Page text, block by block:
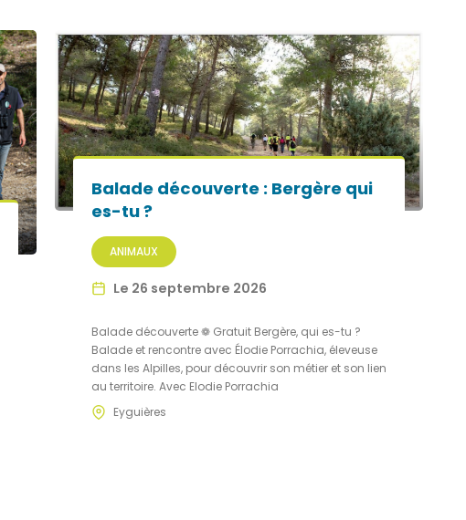
Balade découverte : Bergère qui
es-tu ?
ANIMAUX
Le 26 septembre 2026
Balade découverte ❁ Gratuit Bergère, qui es-tu ?
Balade et rencontre avec Élodie Porrachia, éleveuse
dans les Alpilles, pour découvrir son métier et son lien
au territoire. Avec Elodie Porrachia
Eyguières